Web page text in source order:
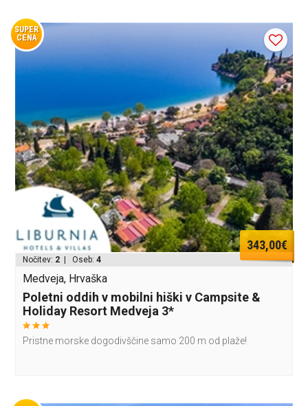
SUPER
CENA
343,00€
Nočitev: 2 | Oseb:4
Medveja, Hrvaška
Poletni oddih v mobilni hiški v Campsite &
Holiday Resort Medveja 3*
Pristne morske dogodivščine samo 200 m od plaže!